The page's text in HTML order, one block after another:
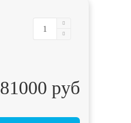
81000 руб